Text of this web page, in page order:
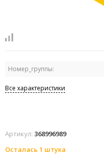
Номер_группы:
Все характеристики
Артикул: 368996989
Осталась 1 штука